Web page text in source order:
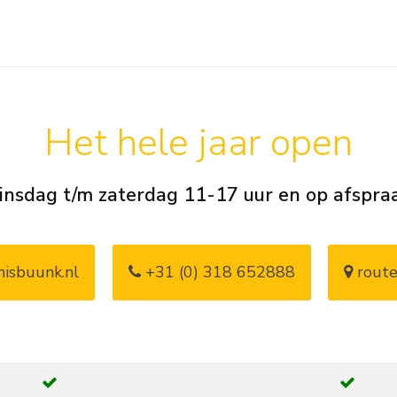
Het hele jaar open
t/m zaterdag 11-17 uur en op
+31 (0) 318 652888